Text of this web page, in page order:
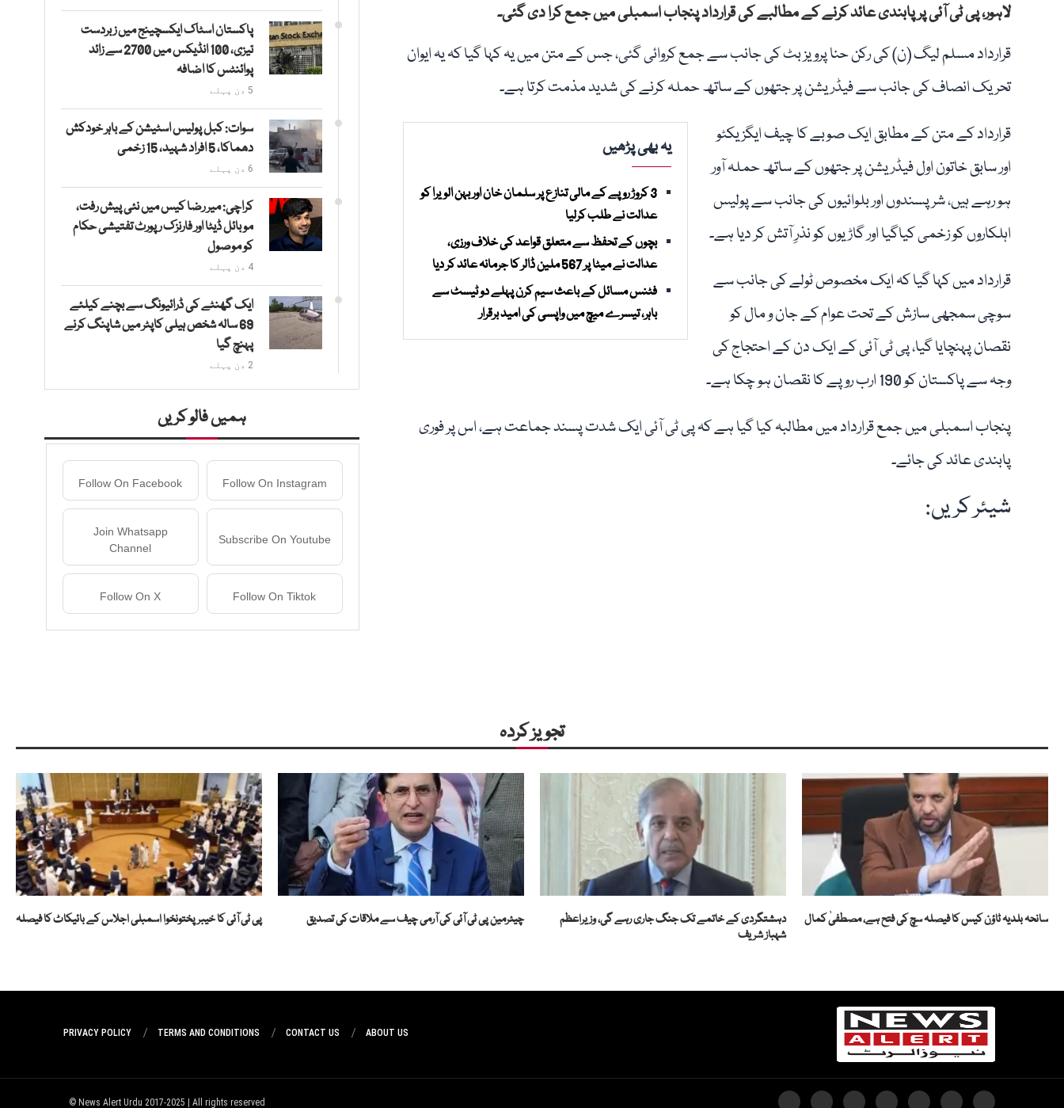
لاہور، پی ٹی آئی پر پابندی عائد کرنے کے مطالبے کی قرارداد پنجاب اسمبلی میں جمع کرا دی گئی۔
قرارداد مسلم لیگ (ن) کی رکن حنا پرویز بٹ کی جانب سے جمع کروائی گئی، جس کے متن میں یہ کہا گیا کہ یہ ایوان
تحریک انصاف کی جانب سے فیڈریشن پر جتھوں کے ساتھ حملہ کرنے کی شدید مذمت کرتا ہے۔
یہ بھی پڑھیں
3 کروڑ روپے کے مالی تنازع پر سلمان خان اور بہن الویرا کو
عدالت نے طلب کرلیا
بچوں کے تحفظ سے متعلق قواعد کی خلاف ورزی،
عدالت نے میٹا پر 567 ملین ڈالر کا جرمانہ عائد کر دیا
فٹنس مسائل کے باعث سیم کرن پہلے دو ٹیسٹ سے
باہر، تیسرے میچ میں واپسی کی امید برقرار
قرارداد کے متن کے مطابق ایک صوبے کا چیف ایگزیکٹو
اور سابق خاتون اول فیڈریشن پر جتھوں کے ساتھ حملہ آور
ہو رہے ہیں، شر پسندوں اور بلوائیوں کی جانب سے پولیس
اہلکاروں کو زخمی کیاگیا اور گاڑیوں کو نذرِ آتش کر دیا ہے۔
قرارداد میں کہا گیا کہ ایک مخصوص ٹولے کی جانب سے
سوچی سمجھی سازش کے تحت عوام کے جان و مال کو
نقصان پہنچایا گیا، پی ٹی آئی کے ایک دن کے احتجاج کی
وجہ سے پاکستان کو 190 ارب روپے کا نقصان ہو چکا ہے۔
پنجاب اسمبلی میں جمع قرارداد میں مطالبہ کیا گیا ہے کہ پی ٹی آئی ایک شدت پسند جماعت ہے، اس پر فوری
پابندی عائد کی جائے۔
شیئر کریں:
پاکستان اسٹاک ایکسچینج میں زبردست
تیزی، 100 انڈیکس میں 2700 سے زائد
پوائنٹس کا اضافہ
5 دن پہلے
سوات: کبل پولیس اسٹیشن کے باہر خودکش
دھماکا، 5 افراد شہید، 15 زخمی
6 دن پہلے
کراچی: میر رضا کیس میں نئی پیش رفت،
موبائل ڈیٹا اور فارنزک رپورٹ تفتیشی حکام
کو موصول
4 دن پہلے
ایک گھنٹے کی ڈرائیونگ سے بچنے کیلئے
69 سالہ شخص ہیلی کاپٹر میں شاپنگ کرنے
پہنچ گیا
2 دن پہلے
ہمیں فالو کریں
Follow On Instagram
Follow On Facebook
Subscribe On Youtube
Join Whatsapp
Channel
Follow On Tiktok
Follow On X
تجویز کردہ
سانحہ بلدیہ ٹاؤن کیس کا فیصلہ سچ کی فتح ہے، مصطفیٰ کمال
دہشتگردی کے خاتمے تک جنگ جاری رہے گی، وزیراعظم
شہباز شریف
چیئرمین پی ٹی آئی کی آرمی چیف سے ملاقات کی تصدیق پی ٹی آئی کا خیبرپختونخوا اسمبلی اجلاس کے بائیکاٹ کا فیصلہ
ABOUT US
CONTACT US
TERMS AND CONDITIONS
PRIVACY POLICY
News Alert Urdu 2017-2025 | All rights reserved ©